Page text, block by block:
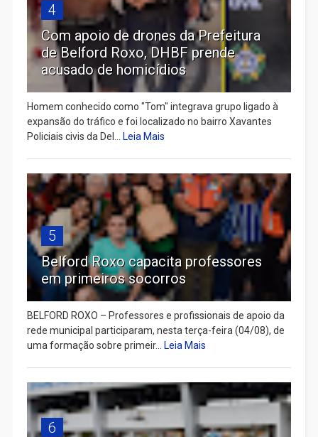
4
Com apoio de drones da Prefeitura
de Belford Roxo, DHBF prende
acusado de homicídios
Homem conhecido como "Tom" integrava grupo ligado à
expansão do tráfico e foi localizado no bairro Xavantes
Policiais civis da Del... Leia Mais
5
Belford Roxo capacita professores
em primeiros socorros
BELFORD ROXO – Professores e profissionais de apoio da
rede municipal participaram, nesta terça-feira (04/08), de
uma formação sobre primeir... Leia Mais
6